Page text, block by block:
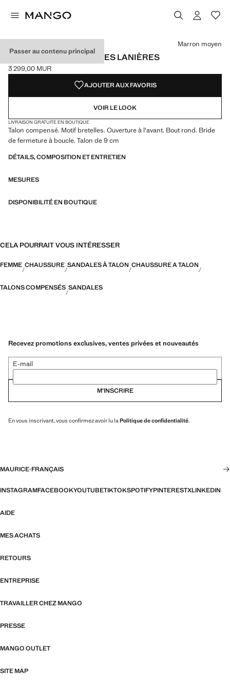
Passer au contenu principal
SANDALES COMPENSÉES LANIÈRES
Prix actuel [3 299,00 MUR ]
3 299,00 MUR
Choisissez une couleur
Couleur Marron moyen sélectionnée
Marron moyen
AJOUTER AUX FAVORIS
VOIR LE LOOK
LIVRAISON GRATUITE EN BOUTIQUE
Talon compensé. Motif bretelles. Ouverture à l'avant. Bout rond. Bride
de fermeture à boucle. Talon de 9 cm
DÉTAILS, COMPOSITION ET ENTRETIEN
MESURES
DISPONIBILITÉ EN BOUTIQUE
CELA POURRAIT VOUS INTÉRESSER
FEMME CHAUSSURE SANDALES À TALON CHAUSSURE A TALON
TALONS COMPENSÉS SANDALES
Recevez promotions exclusives, ventes privées et nouveautés
E-mail
M’INSCRIRE
En vous inscrivant, vous confirmez avoir lu la Politique de confidentialité.
MAURICE·FRANÇAIS
INSTAGRAMFACEBOOKYOUTUBETIKTOKSPOTIFYPINTERESTXLINKEDIN
AIDE
MES ACHATS
RETOURS
ENTREPRISE
TRAVAILLER CHEZ MANGO
PRESSE
MANGO OUTLET
SITE MAP